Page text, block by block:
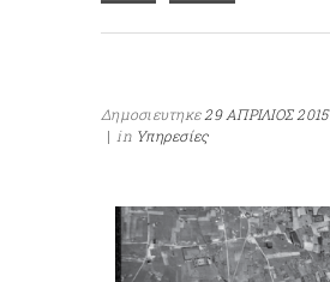
Δημοσιευτηκε29 ΑΠΡΙΛΙΟΣ 2015
| in Υπηρεσίες